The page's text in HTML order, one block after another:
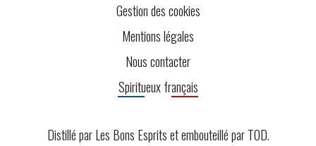
Gestion des cookies
Mentions légales
Nous contacter
Spiritueux français
Distillé par Les Bons Esprits et embouteillé parTOD.